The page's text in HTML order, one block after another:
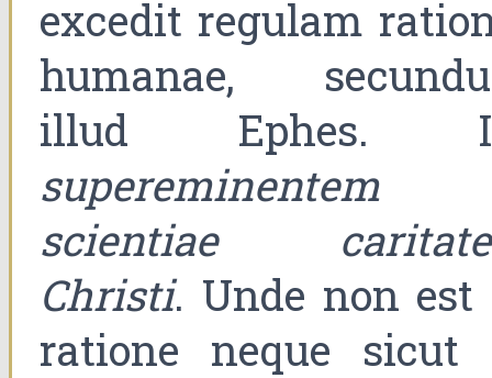
excedit regulam
humanae,
illud Ephes.
supereminentem
scientiae
Christi. Unde non
ratione neque sicut